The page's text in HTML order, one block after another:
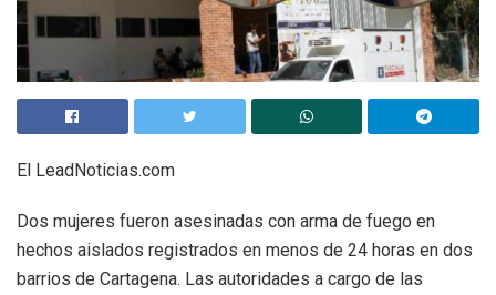
El LeadNoticias.com
Dos mujeres fueron asesinadas con arma de fuego en
hechos aislados registrados en menos de 24 horas en dos
barrios de Cartagena. Las autoridades a cargo de las